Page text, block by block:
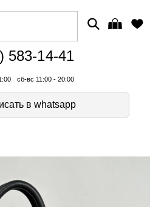
583-14-41
сб-вс 11:00 - 20:00
в whatsapp